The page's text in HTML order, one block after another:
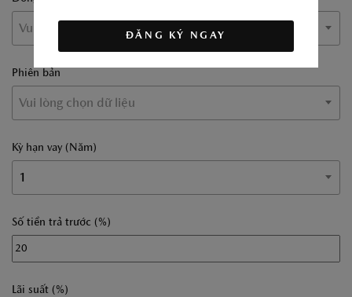
Vui lòng chọn dữ liệu
Phiên bản
Vui lòng chọn dữ liệu
Kỳ hạn vay (Năm)
1
Số tiền trả trước (%)
Lãi suất (%)
ĐĂNG KÝ NGAY